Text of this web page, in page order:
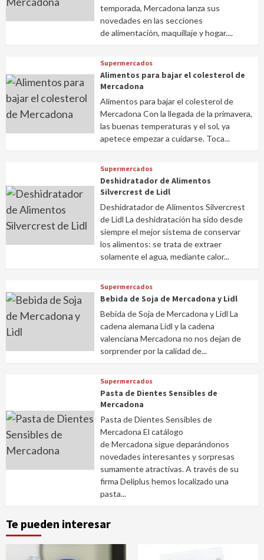
temporada, Mercadona lanza sus
novedades en las secciones
de alimentación, maquillaje y hogar....
Supermercados
Alimentos para bajar el colesterol de
Mercadona
Alimentos para bajar el colesterol de
Mercadona Con la llegada de la primavera,
las buenas temperaturas y el sol, ya
apetece empezar a cuidarse. Toca...
Supermercados
Deshidratador de Alimentos
Silvercrest de Lidl
Deshidratador de Alimentos Silvercrest
de Lidl La deshidratación ha sido desde
siempre el mejor sistema de conservar
los alimentos: se trata de extraer
solamente el agua, mediante calor...
Supermercados
Bebida de Soja de Mercadona y Lidl
Bebida de Soja de Mercadona y Lidl La
cadena alemana Lidl y la cadena
valenciana Mercadona no nos dejan de
sorprender por la calidad de...
Supermercados
Pasta de Dientes Sensibles de
Mercadona
Pasta de Dientes Sensibles de
Mercadona El catálogo
de Mercadona sigue deparándonos
novedades interesantes y sorpresas
sumamente atractivas. A través de su
firma Deliplus hemos localizado una
pasta...
Te pueden interesar